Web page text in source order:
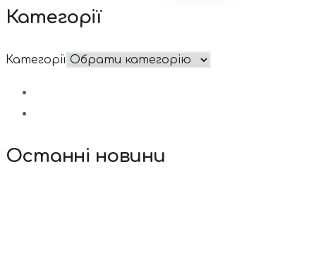
Категорії
Категорії
Останні новини